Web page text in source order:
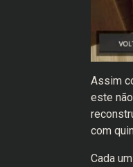
Assim
este
com
Cada